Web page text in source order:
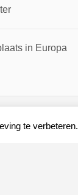
in Europa
te verbeteren.